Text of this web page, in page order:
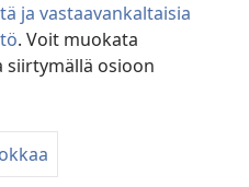
ja vastaavankaltaisia
. Voit muokata
siirtymällä osioon
and Tract Society of Pennsylvania.